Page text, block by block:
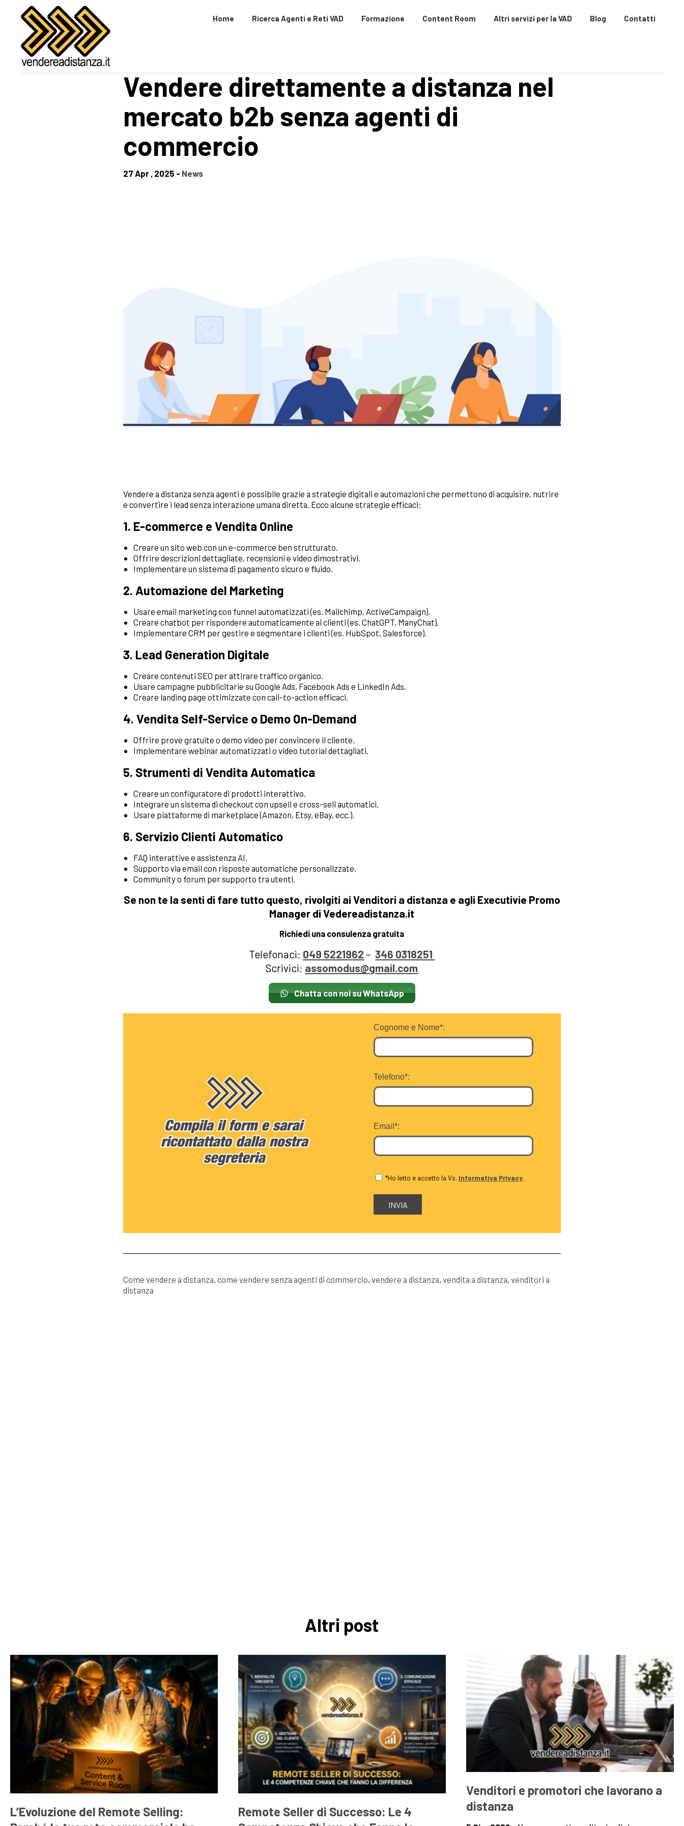
content
Home Ricerca Agenti e Reti VAD Formazione Content Room Altri servizi per la VAD Blog Contatti
Vendere direttamente a distanza nel
mercato b2b senza agenti di
commercio
27 Apr , 2025 - News
Vendere a distanza senza agenti è possibile grazie a strategie digitali e automazioni che permettono di acquisire, nutrire
e convertire i lead senza interazione umana diretta. Ecco alcune strategie efficaci:
1. E-commerce e Vendita Online
Creare un sito web con un e-commerce ben strutturato.
Offrire descrizioni dettagliate, recensioni e video dimostrativi.
Implementare un sistema di pagamento sicuro e fluido.
2. Automazione del Marketing
Usare email marketing con funnel automatizzati (es. Mailchimp, ActiveCampaign).
Creare chatbot per rispondere automaticamente ai clienti (es. ChatGPT, ManyChat).
Implementare CRM per gestire e segmentare i clienti (es. HubSpot, Salesforce).
3. Lead Generation Digitale
Creare contenuti SEO per attirare traffico organico.
Usare campagne pubblicitarie su Google Ads, Facebook Ads e LinkedIn Ads.
Creare landing page ottimizzate con call-to-action efficaci.
4.Vendita Self-Service o Demo On-Demand
Offrire prove gratuite o demo video per convincere il cliente.
Implementare webinar automatizzati o video tutorial dettagliati.
5. Strumenti di Vendita Automatica
Creare un configuratore di prodotti interattivo.
Integrare un sistema di checkout con upsell e cross-sell automatici.
Usare piattaforme di marketplace (Amazon, Etsy, eBay, ecc.).
6. Servizio Clienti Automatico
FAQ interattive e assistenza AI.
Supporto via email con risposte automatiche personalizzate.
Community o forum per supporto tra utenti.
Se non te la senti di fare tutto questo, rivolgiti ai Venditori a distanza e agli Executivie Promo
Manager di Vedereadistanza.it
Richiedi una consulenza gratuita
Telefonaci: 049 5221962 –346 0318251
Scrivici: assomodus@gmail.com
Chatta con noi su WhatsApp
Cognome e Nome*:
Telefono*:
Email*:
*Ho letto e accetto la Vs. Informativa Privacy.
Come vendere a distanza,come vendere senza agenti di commercio,vendere a distanza,vendita a distanza,venditori a
distanza
Altri post
L’Evoluzione del Remote Selling:
Remote Seller di Successo: Le 4
Venditori e promotori che lavorano a
distanza